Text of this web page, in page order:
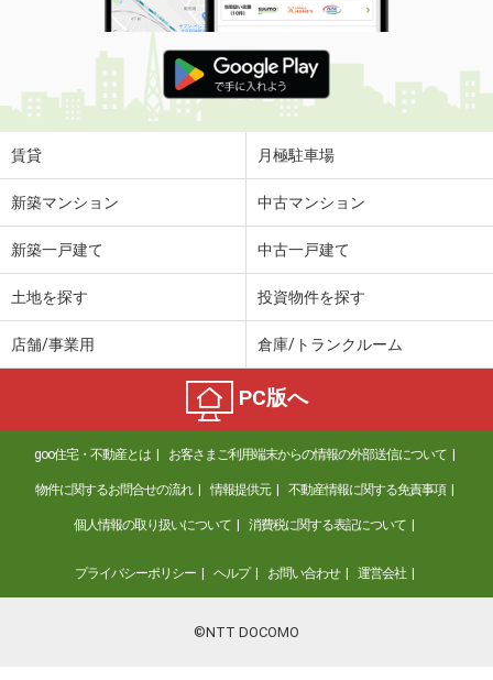
賃貸 月極駐車場
新築マンション 中古マンション
新築一戸建て 中古一戸建て
土地を探す 投資物件を探す
店舗/事業用 倉庫/トランクルーム
PC版へ
goo住宅・不動産とは お客さまご利用端末からの情報の外部送信について
物件に関するお問合せの流れ 情報提供元 不動産情報に関する免責事項
個人情報の取り扱いについて 消費税に関する表記について
プライバシーポリシー ヘルプ お問い合わせ 運営会社
©NTT DOCOMO